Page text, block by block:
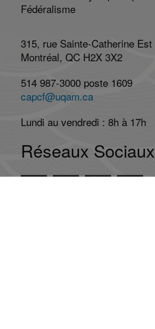
315, rue Sainte-Catherine Est
Montréal, QC H2X 3X2
514 987-3000 poste 1609
capcf@uqam.ca
Lundi au vendredi : 8h à 17h
Réseaux Sociaux